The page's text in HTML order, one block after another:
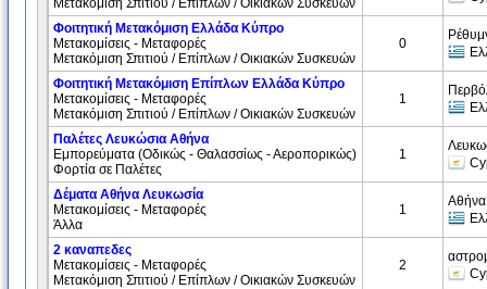
Μετακόμιση Σπιτιού / Επίπλων / Οικιακών Συσκευών
Φοιτητική Μετακόμιση Ελλάδα Κύπρο
Μετακομίσεις - Μεταφορές
Μετακόμιση Σπιτιού / Επίπλων / Οικιακών Συσκευών
0
Φοιτητική Μετακόμιση Επίπλων Ελλάδα Κύπρο
Μετακομίσεις - Μεταφορές
Μετακόμιση Σπιτιού / Επίπλων / Οικιακών Συσκευών
1
Παλέτες Λευκώσια Αθήνα
Εμπορεύματα (Oδικώς - Θαλασσίως - Αεροπορικώς)
Φορτία σε Παλέτες
1
Δέματα Αθήνα Λευκωσία
Μετακομίσεις - Μεταφορές
Άλλα
1
2 καναπεδες
Μετακομίσεις - Μεταφορές
Μετακόμιση Σπιτιού / Επίπλων / Οικιακών Συσκευών
2